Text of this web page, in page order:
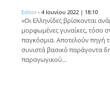
Editor - 4 Ιουνίου 2022 | 18:10
«Οι Ελληνίδες βρίσκονται
μορφωμένες γυναίκες, τόσο
παγκόσμια. Αποτελούν πηγή
συνιστά βασικό παράγοντα
παραγωγικού...